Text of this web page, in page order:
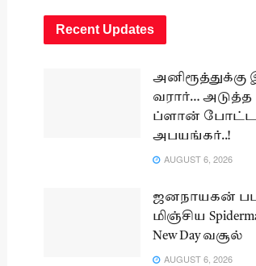
Recent Updates
வரார்…
ப்ளான் போட்ட
அபயங்கர்..!
AUGUST 6, 2026
ஜனநாயகன்
மிஞ்சிய
New Day வசூல்
AUGUST 6, 2026